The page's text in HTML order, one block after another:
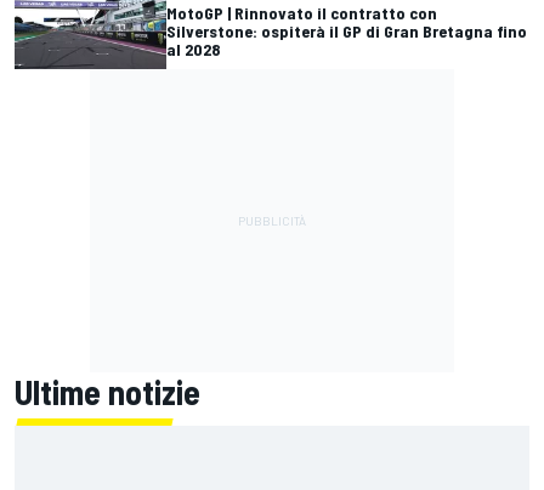
MotoGP | Rinnovato il contratto con
Silverstone: ospiterà il GP di Gran Bretagna fino
al 2028
Ultime notizie